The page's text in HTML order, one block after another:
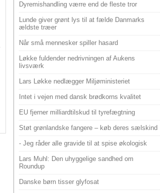
Dyremishandling værre end de fleste tror
Lunde giver grønt lys til at fælde Danmarks
ældste træer
Når små mennesker spiller hasard
Løkke fuldender nedrivningen af Aukens
livsværk
Lars Løkke nedlægger Miljøministeriet
Intet i vejen med dansk brødkorns kvalitet
EU fjerner milliardtilskud til tyrefægtning
Støt grønlandske fangere – køb deres sælskind
- Jeg råder alle gravide til at spise økologisk
Lars Muhl: Den uhyggelige sandhed om
Roundup
Danske børn tisser glyfosat